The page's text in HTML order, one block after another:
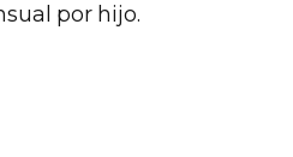
por hijo.